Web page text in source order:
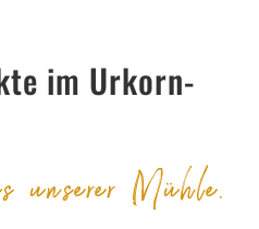
im Urkorn-
unserer Mühle.